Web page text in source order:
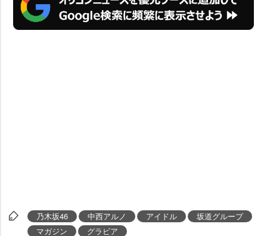
乃木坂46 中西アルノ アイドル
坂道グループ
マガジン
グラビア